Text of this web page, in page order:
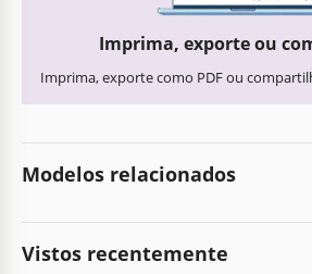
Imprima, exporte ou
Imprima, exporte como PDF ou
Modelos relacionados
Vistos recentemente